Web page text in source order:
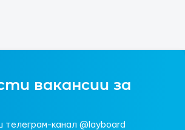
вакансии за
телеграм-канал @layboard